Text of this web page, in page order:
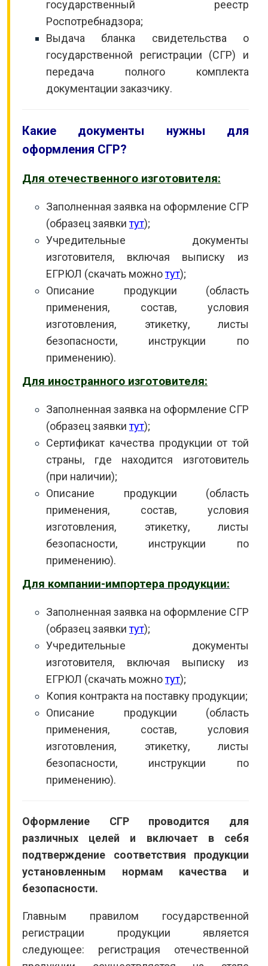
государственный реестр
Роспотребнадзора;
Выдача бланка свидетельства о
государственной регистрации (СГР) и
передача полного комплекта
документации заказчику.
Какие документы нужны для
оформления СГР?
Для отечественного изготовителя:
Заполненная заявка на оформление СГР
(образец заявкитут);
Учредительные документы
изготовителя, включая выписку из
ЕГРЮЛ (скачать можнотут);
Описание продукции (область
применения, состав, условия
изготовления, этикетку, листы
безопасности, инструкции по
применению).
Для иностранного изготовителя:
Заполненная заявка на оформление СГР
(образец заявкитут);
Сертификат качества продукции от той
страны, где находится изготовитель
(при наличии);
Описание продукции (область
применения, состав, условия
изготовления, этикетку, листы
безопасности, инструкции по
применению).
Для компании-импортера продукции:
Заполненная заявка на оформление СГР
(образец заявкитут);
Учредительные документы
изготовителя, включая выписку из
ЕГРЮЛ (скачать можнотут);
Копия контракта на поставку продукции;
Описание продукции (область
применения, состав, условия
изготовления, этикетку, листы
безопасности, инструкции по
применению).
Оформление СГР проводится для
различных целей и включает в себя
подтверждение соответствия продукции
установленным нормам качества и
безопасности.
Главным правилом государственной
регистрации продукции является
следующее: регистрация отечественной